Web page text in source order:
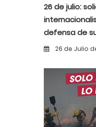
26 de julio:
defensa de
propio26 de Julio